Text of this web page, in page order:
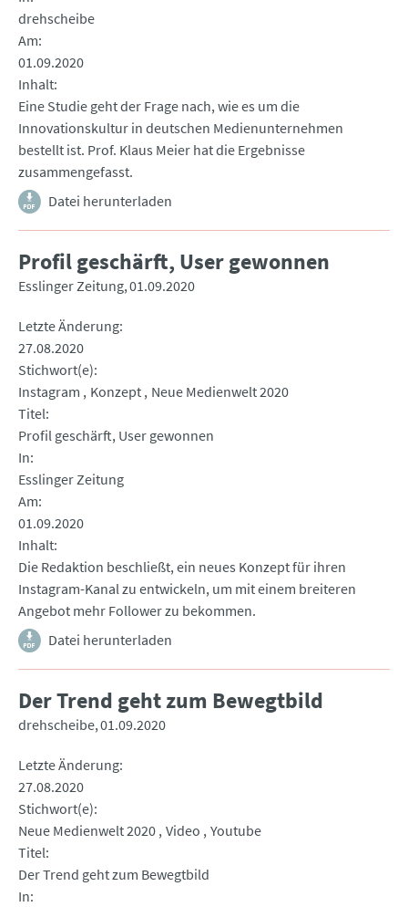
drehscheibe
Am
01.09.2020
Inhalt
Eine Studie geht der Frage nach, wie es um die
Innovationskultur in deutschen Medienunternehmen
bestellt ist. Prof. Klaus Meier hat die Ergebnisse
zusammengefasst.
Datei herunterladen
Profil geschärft, User gewonnen
Esslinger Zeitung 01.09.2020
Letzte Änderung
27.08.2020
Stichwort(e)
Instagram
Konzept Neue Medienwelt 2020
Titel
Profil geschärft, User gewonnen
In
Esslinger Zeitung
Am
01.09.2020
Inhalt
Die Redaktion beschließt, ein neues Konzept für ihren
Instagram-Kanal zu entwickeln, um mit einem breiteren
Angebot mehr Follower zu bekommen.
Datei herunterladen
Der Trend geht zum Bewegtbild
drehscheibe 01.09.2020
Letzte Änderung
27.08.2020
Stichwort(e)
Neue Medienwelt 2020 Video Youtube
Titel
Der Trend geht zum Bewegtbild
In